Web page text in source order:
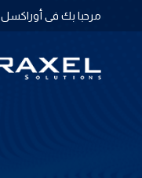
مرحبا بك فى أوراكسل